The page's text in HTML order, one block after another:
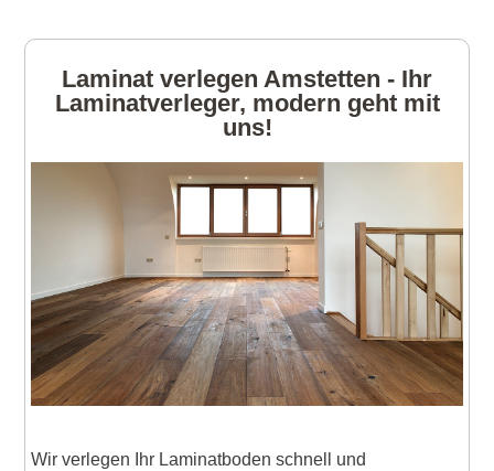
Laminat verlegen Amstetten - Ihr
Laminatverleger, modern geht mit
uns!
Wir verlegen Ihr Laminatboden schnell und